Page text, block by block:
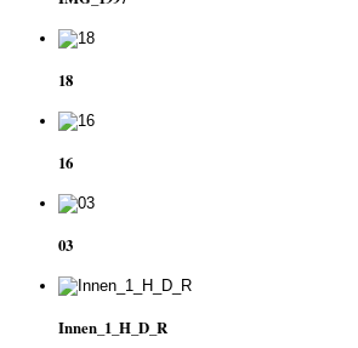
18
16
03
Innen_1_H_D_R